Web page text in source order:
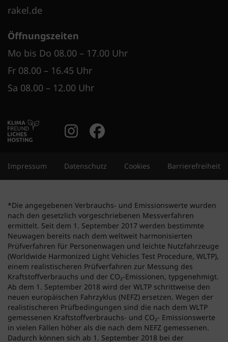
rakel.de
Öffnungszeiten
Mo bis Do 08.00 – 17.00 Uhr
Fr 08.00 – 16.45 Uhr
Sa 08.00 – 12.00 Uhr
Instagram Account
Facebook
Impressum Datenschutz Cookies Barrierefreiheit
*Die angegebenen Verbrauchs- und Emissionswerte wurden
nach den gesetzlich vorgeschriebenen Messverfahren
ermittelt. Seit dem 1. September 2017 werden bestimmte
Neuwagen bereits nach dem weltweit harmonisierten
Prüfverfahren für Personenwagen und leichte Nutzfahrzeuge
(Worldwide Harmonized Light Vehicles Test Procedure, WLTP),
einem realistischeren Prüfverfahren zur Messung des
Kraftstoffverbrauchs und der CO₂-Emissionen, typgenehmigt.
Ab dem 1. September 2018 wird der WLTP schrittweise den
neuen europäischen Fahrzyklus (NEFZ) ersetzen. Wegen der
realistischeren Prüfbedingungen sind die nach dem WLTP
gemessenen Kraftstoffverbrauchs- und CO₂- Emissionswerte
in vielen Fällen höher als die nach dem NEFZ gemessenen.
Dadurch können sich ab 1. September 2018 bei der